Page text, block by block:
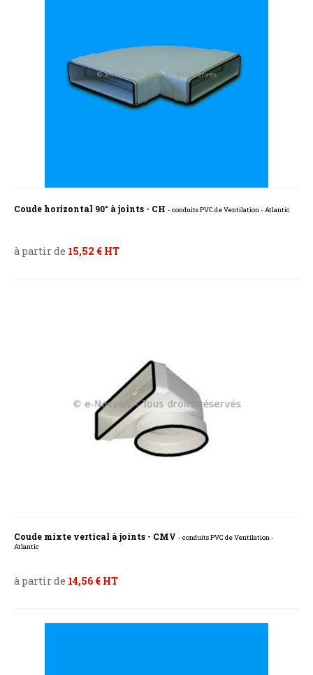
Coude horizontal 90° à joints - CH - conduits PVC de Ventilation - Atlantic
à partir de 15,52 € HT
Coude mixte vertical à joints - CMV - conduits PVC de Ventilation -
Atlantic
à partir de 14,56 € HT